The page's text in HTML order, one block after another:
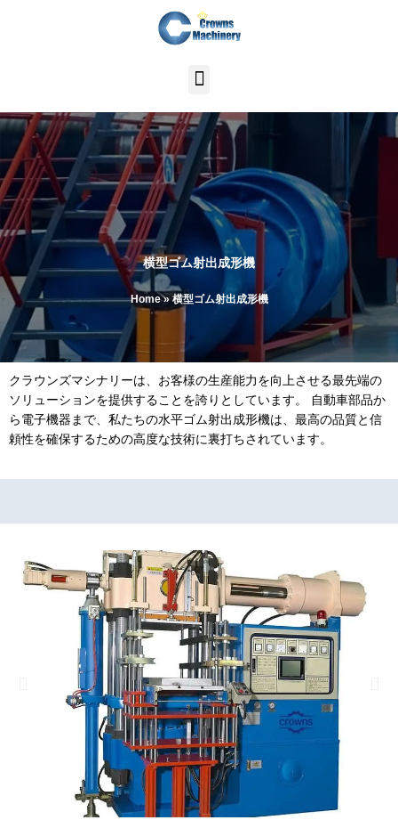
プ
横型ゴム射出成形機
Home» 横型ゴム射出成形機
クラウンズマシナリーは、お客様の生産能力を向上させる最先端の
ソリューションを提供することを誇りとしています。 自動車部品か
ら電子機器まで、私たちの水平ゴム射出成形機は、最高の品質と信
頼性を確保するための高度な技術に裏打ちされています。